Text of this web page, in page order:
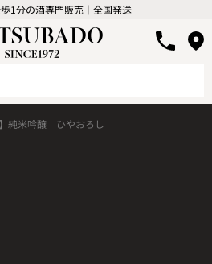
歩1分の酒専門販売｜全国発送
】純米吟醸 ひやおろし